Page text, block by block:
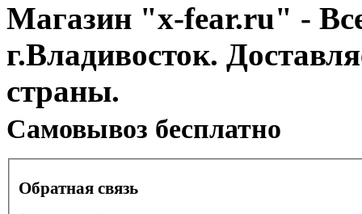
Магазин "x-fear.ru" -
г.Владивосток.
страны.
Cамовывоз бесплатно
Обратная связь